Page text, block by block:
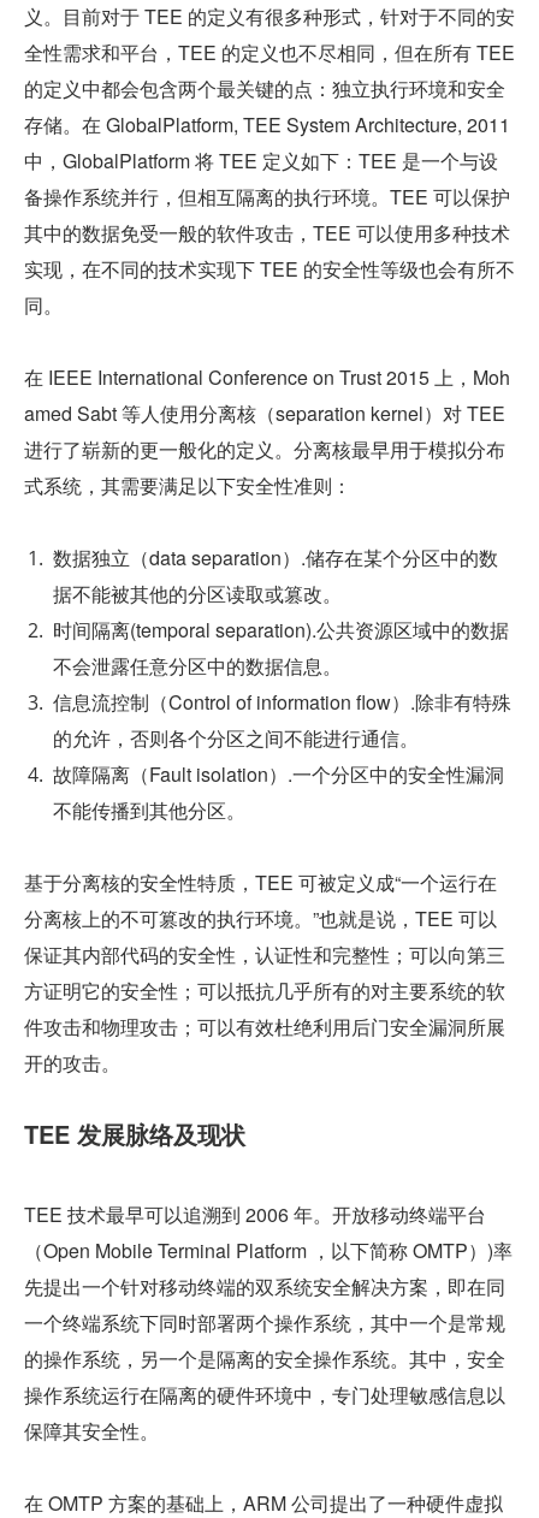
义。目前对于 TEE 的定义有很多种形式，针对于不同的安
全性需求和平台，TEE 的定义也不尽相同，但在所有 TEE
的定义中都会包含两个最关键的点：独立执行环境和安全
存储。在 GlobalPlatform, TEE System Architecture, 2011
中，GlobalPlatform 将 TEE 定义如下：TEE 是一个与设
备操作系统并行，但相互隔离的执行环境。TEE 可以保护
其中的数据免受一般的软件攻击，TEE 可以使用多种技术
实现，在不同的技术实现下 TEE 的安全性等级也会有所不
同。
在 IEEE International Conference on Trust 2015 上，Moh
amed Sabt 等人使用分离核（separation kernel）对 TEE
进行了崭新的更一般化的定义。分离核最早用于模拟分布
式系统，其需要满足以下安全性准则：
数据独立（data separation）.储存在某个分区中的数
据不能被其他的分区读取或篡改。
时间隔离(temporal separation).公共资源区域中的数据
不会泄露任意分区中的数据信息。
信息流控制（Control of information flow）.除非有特殊
的允许，否则各个分区之间不能进行通信。
故障隔离（Fault isolation）.一个分区中的安全性漏洞
不能传播到其他分区。
基于分离核的安全性特质，TEE 可被定义成“一个运行在
分离核上的不可篡改的执行环境。”也就是说，TEE 可以
保证其内部代码的安全性，认证性和完整性；可以向第三
方证明它的安全性；可以抵抗几乎所有的对主要系统的软
件攻击和物理攻击；可以有效杜绝利用后门安全漏洞所展
开的攻击。
TEE 发展脉络及现状
TEE 技术最早可以追溯到 2006 年。开放移动终端平台
（Open Mobile Terminal Platform ，以下简称 OMTP）)率
先提出一个针对移动终端的双系统安全解决方案，即在同
一个终端系统下同时部署两个操作系统，其中一个是常规
的操作系统，另一个是隔离的安全操作系统。其中，安全
操作系统运行在隔离的硬件环境中，专门处理敏感信息以
保障其安全性。
在 OMTP 方案的基础上，ARM 公司提出了一种硬件虚拟